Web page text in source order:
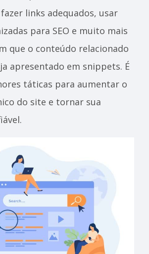
links adequados, usar
para SEO e muito mais
que o conteúdo relacionado
apresentado em snippets. É
táticas para aumentar o
do site e tornar sua